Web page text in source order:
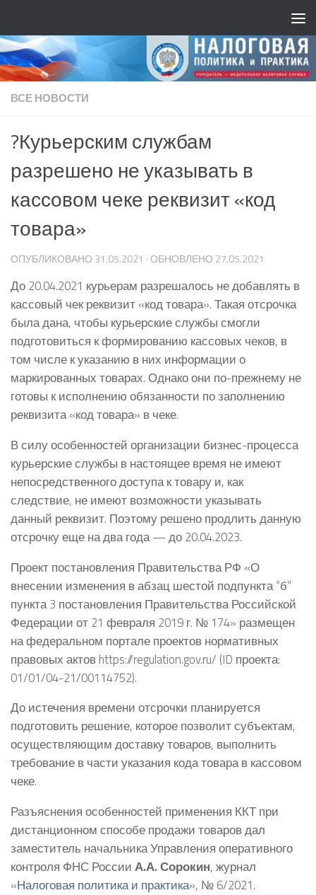
ВСЕ НОВОСТИ
?Курьерским службам
разрешено не указывать в
кассовом чеке реквизит «код
товара»
ОПУБЛИКОВАНО 31.05.2021 · ОБНОВЛЕНО 27.05.2021
До 20.04.2021 курьерам разрешалось не добавлять в
кассовый чек реквизит «код товара». Такая отсрочка
была дана, чтобы курьерские службы смогли
подготовиться к формированию кассовых чеков, в
том числе к указанию в них информации о
маркированных товарах. Однако они по-прежнему не
готовы к исполнению обязанности по заполнению
реквизита «код товара» в чеке.
В силу особенностей организации бизнес-процесса
курьерские службы в настоящее время не имеют
непосредственного доступа к товару и, как
следствие, не имеют возможности указывать
данный реквизит. Поэтому решено продлить данную
отсрочку еще на два года — до 20.04.2023.
Проект постановления Правительства РФ «О
внесении изменения в абзац шестой подпункта “б”
пункта 3 постановления Правительства Российской
Федерации от 21 февраля 2019 г. № 174» размещен
на федеральном портале проектов нормативных
правовых актов https://regulation.gov.ru/ (ID проекта:
01/01/04-21/00114752).
До истечения времени отсрочки планируется
подготовить решение, которое позволит субъектам,
осуществляющим доставку товаров, выполнить
требование в части указания кода товара в кассовом
чеке.
Разъяснения особенностей применения ККТ при
дистанционном способе продажи товаров дал
заместитель начальника Управления оперативного
контроля ФНС России А.А. Сорокин, журнал
«Налоговая политика и практика», № 6/2021.